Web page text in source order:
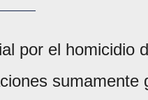
por el homicidio
sumamente